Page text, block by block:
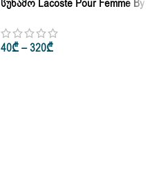
Სუნამო Lacoste Pour Femme By
50ml • 100ml
40₾–320₾